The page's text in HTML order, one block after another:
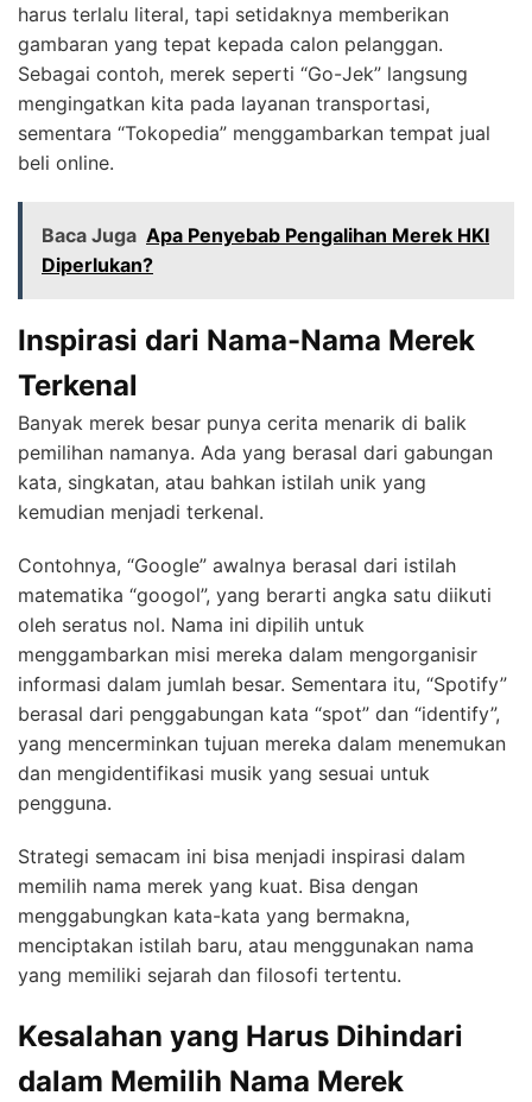
harus terlalu literal, tapi setidaknya memberikan
gambaran yang tepat kepada calon pelanggan.
Sebagai contoh, merek seperti “Go-Jek” langsung
mengingatkan kita pada layanan transportasi,
sementara “Tokopedia” menggambarkan tempat jual
beli online.
Baca Juga Apa Penyebab Pengalihan Merek HKI
Diperlukan?
Inspirasi dari Nama-Nama Merek
Terkenal
Banyak merek besar punya cerita menarik di balik
pemilihan namanya. Ada yang berasal dari gabungan
kata, singkatan, atau bahkan istilah unik yang
kemudian menjadi terkenal.
Contohnya, “Google” awalnya berasal dari istilah
matematika “googol”, yang berarti angka satu diikuti
oleh seratus nol. Nama ini dipilih untuk
menggambarkan misi mereka dalam mengorganisir
informasi dalam jumlah besar. Sementara itu, “Spotify”
berasal dari penggabungan kata “spot” dan “identify”,
yang mencerminkan tujuan mereka dalam menemukan
dan mengidentifikasi musik yang sesuai untuk
pengguna.
Strategi semacam ini bisa menjadi inspirasi dalam
memilih nama merek yang kuat. Bisa dengan
menggabungkan kata-kata yang bermakna,
menciptakan istilah baru, atau menggunakan nama
yang memiliki sejarah dan filosofi tertentu.
Kesalahan yang Harus Dihindari
dalam Memilih Nama Merek